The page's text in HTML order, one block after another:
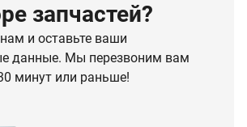
запчастей?
и оставьте ваши
данные. Мы перезвоним вам
минут или раньше!